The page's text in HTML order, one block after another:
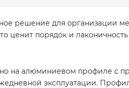
решение для организации
ценит порядок и лаконичность
на алюминиевом профиле с
эксплуатации.